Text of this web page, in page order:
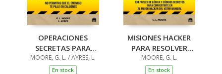
OPERACIONES
SECRETAS PARA
RESOLVER MIENTRAS
HACES CACA
MOORE, G. L. / AYRES, L.
En stock
MISIONES HACKER
PARA RESOLVER
MIENTRAS HACES
CACA
MOORE, G. L.
En stock